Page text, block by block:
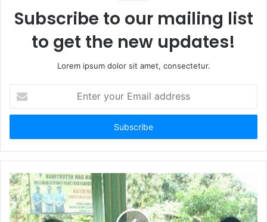
Subscribe to our mailing list
to get the new updates!
Lorem ipsum dolor sit amet, consectetur.
t
r
y
u
r
E
m